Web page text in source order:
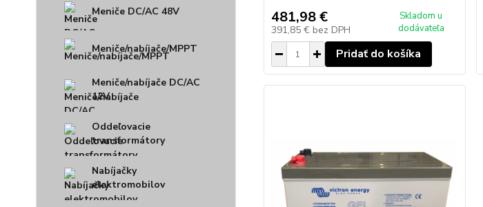
Meniče DC/AC 48V
Meniče/nabíjače/MPPT
Meniče/nabíjače DC/AC
12V
Oddeľovacie
transformátory
Nabíjačky
elektromobilov
481,98 €
391,85 € bez DPH
Skladom u
dodávateľa
Pridať do košíka